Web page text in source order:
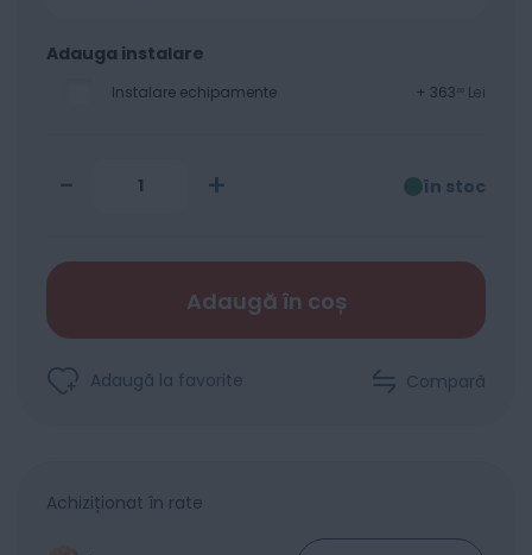
Adauga instalare
Instalare echipamente + 363 Lei
- + în stoc
Adaugă în coș
Adaugă la favorite Compară
Achiziționat în rate